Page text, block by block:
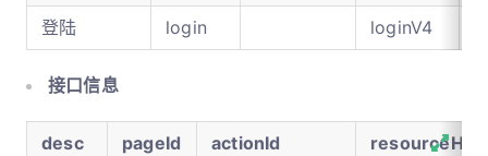
登陆
login loginV4
接口信息
desc pageId actionId